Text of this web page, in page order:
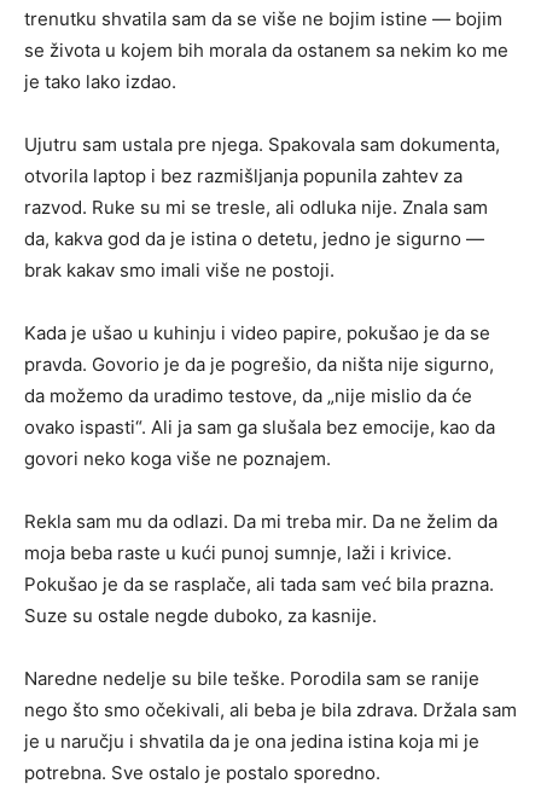
trenutku shvatila sam da se više ne bojim istine — bojim
se života u kojem bih morala da ostanem sa nekim ko me
je tako lako izdao.
Ujutru sam ustala pre njega. Spakovala sam dokumenta,
otvorila laptop i bez razmišljanja popunila zahtev za
razvod. Ruke su mi se tresle, ali odluka nije. Znala sam
da, kakva god da je istina o detetu, jedno je sigurno —
brak kakav smo imali više ne postoji.
Kada je ušao u kuhinju i video papire, pokušao je da se
pravda. Govorio je da je pogrešio, da ništa nije sigurno,
da možemo da uradimo testove, da „nije mislio da će
ovako ispasti“. Ali ja sam ga slušala bez emocije, kao da
govori neko koga više ne poznajem.
Rekla sam mu da odlazi. Da mi treba mir. Da ne želim da
moja beba raste u kući punoj sumnje, laži i krivice.
Pokušao je da se rasplače, ali tada sam već bila prazna.
Suze su ostale negde duboko, za kasnije.
Naredne nedelje su bile teške. Porodila sam se ranije
nego što smo očekivali, ali beba je bila zdrava. Držala sam
je u naručju i shvatila da je ona jedina istina koja mi je
potrebna. Sve ostalo je postalo sporedno.